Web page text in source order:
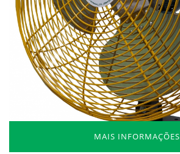
MAIS INFORMAÇÕES